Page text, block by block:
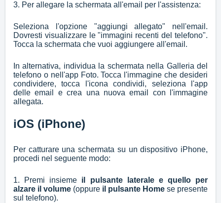
3. Per allegare la schermata all'email per l'assistenza:
Seleziona l'opzione "aggiungi allegato" nell'email.
Dovresti visualizzare le "immagini recenti del telefono".
Tocca la schermata che vuoi aggiungere all'email.
In alternativa, individua la schermata nella Galleria del
telefono o nell'app Foto. Tocca l'immagine che desideri
condividere, tocca l'icona condividi, seleziona l'app
delle email e crea una nuova email con l'immagine
allegata.
iOS (iPhone)
Per catturare una schermata su un dispositivo iPhone,
procedi nel seguente modo:
1. Premi insieme il pulsante laterale e quello per
alzare il volume (oppure il pulsante Home se presente
sul telefono).